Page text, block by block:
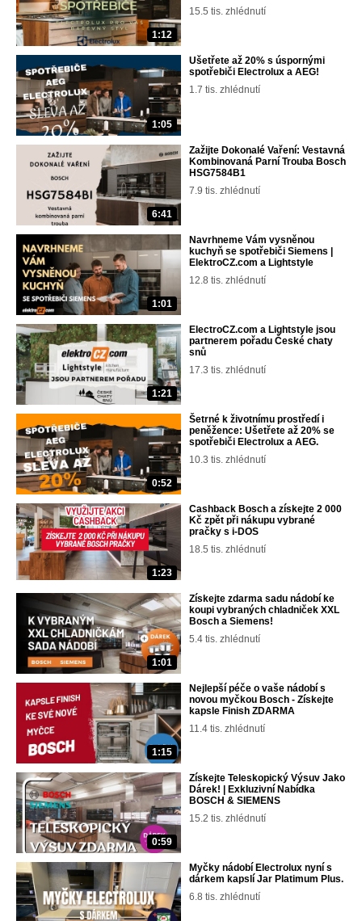
1:12
15.5 tis. zhlédnutí
1:05
Ušetřete až 20% s úspornými
spotřebiči Electrolux a AEG!
1.7 tis. zhlédnutí
6:41
Zažijte Dokonalé Vaření: Vestavná
Kombinovaná Parní Trouba Bosch
HSG7584B1
7.9 tis. zhlédnutí
1:01
Navrhneme Vám vysněnou
kuchyň se spotřebiči Siemens |
ElektroCZ.com a Lightstyle
12.8 tis. zhlédnutí
1:21
ElectroCZ.com a Lightstyle jsou
partnerem pořadu České chaty
snů
17.3 tis. zhlédnutí
0:52
Šetrné k životnímu prostředí i
peněžence: Ušetřete až 20% se
spotřebiči Electrolux a AEG.
10.3 tis. zhlédnutí
1:23
Cashback Bosch a získejte 2 000
Kč zpět při nákupu vybrané
pračky s i-DOS
18.5 tis. zhlédnutí
1:01
Získejte zdarma sadu nádobí ke
koupi vybraných chladniček XXL
Bosch a Siemens!
5.4 tis. zhlédnutí
1:15
Nejlepší péče o vaše nádobí s
novou myčkou Bosch - Získejte
kapsle Finish ZDARMA
11.4 tis. zhlédnutí
0:59
Získejte Teleskopický Výsuv Jako
Dárek! | Exkluzivní Nabídka
BOSCH & SIEMENS
15.2 tis. zhlédnutí
Myčky nádobí Electrolux nyní s
dárkem kapslí Jar Platimum Plus.
6.8 tis. zhlédnutí